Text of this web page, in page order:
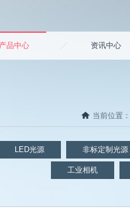
产品中心 资讯中心
当前位置：
LED光源 非标定制光源
工业相机